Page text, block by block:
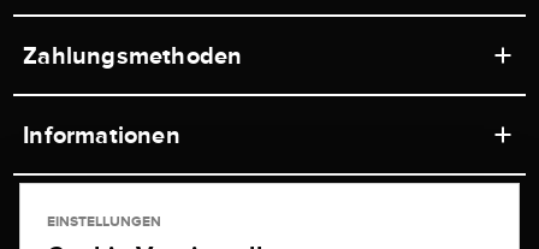
Zahlungsmethoden
Informationen
Service
EINSTELLUNGEN